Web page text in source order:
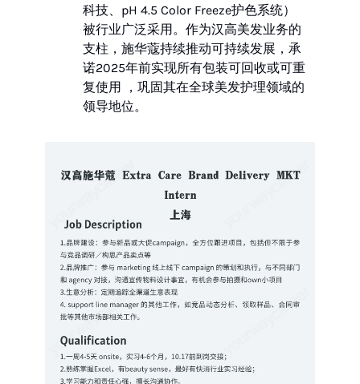
科技、pH 4.5 Color Freeze护色系统）
被行业广泛采用。作为汉高美发业务的
支柱，施华蔻持续推动可持续发展，承
诺2025年前实现所有包装可回收或可重
复使用 ，巩固其在全球美发护理领域的
领导地位。